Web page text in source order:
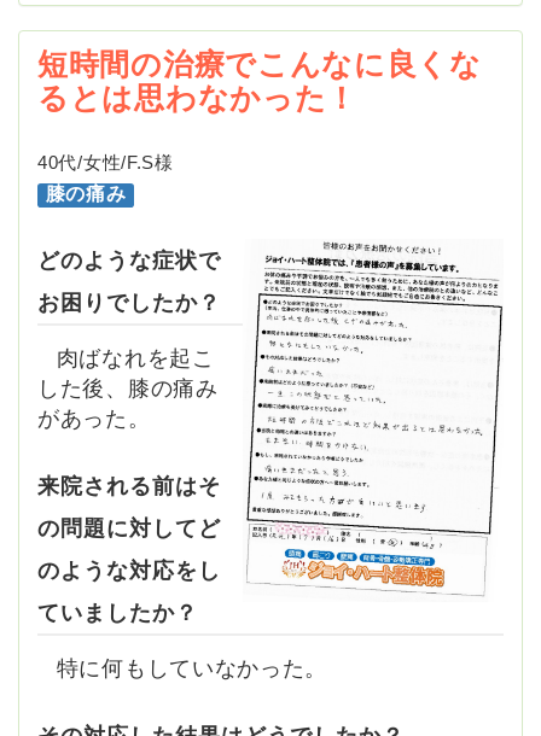
短時間の治療でこんなに良くな
るとは思わなかった！
40代/女性/F.S様
膝の痛み
どのような症状で
お困りでしたか？
肉ばなれを起こ
した後、膝の痛み
があった。
来院される前はそ
の問題に対してど
のような対応をし
ていましたか？
特に何もしていなかった。